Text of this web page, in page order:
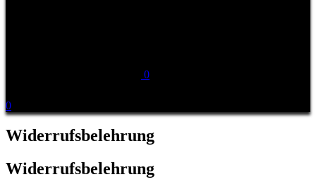
0
0
Widerrufsbelehrung
Widerrufsbelehrung